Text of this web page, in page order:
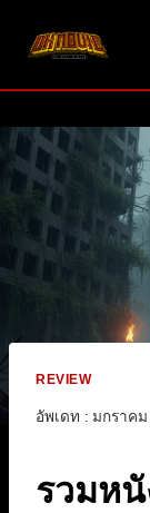
REVIEW
อัพเดท : มกราคม
รวมห